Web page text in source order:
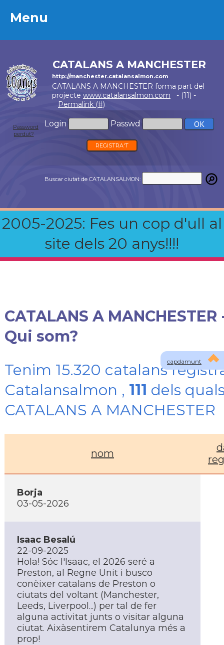
Menu
CATALANS A MANCHESTER
http://manchester.catalansalmon.com
CATALANS A MANCHESTER forma part del
projecte www.catalansalmon.com - (11) -
Permalink (#)
Login Passwd
Password
perdut?
REGISTRA'T
Buscar ciutat de CATALANSALMON:
2005-2025: Fes un cop d'ull al
site dels 20 anys!!!!
Menu
capdamunt
CATALANS A MANCHESTER
Qui som?
Tenim 15.320 catalans
Catalansalmon , 111 dels
CATALANS A MANCHESTER
nom
Borja
03-05-2026
Isaac Besalú
22-09-2025
Hola! Sóc l'Isaac, el 2026 seré a
Preston, al Regne Unit i busco
conèixer catalans de Preston o
ciutats del voltant (Manchester,
Leeds, Liverpool...) per tal de fer
alguna activitat junts o visitar alguna
ciutat. Aixàsentirem Catalunya més a
prop!